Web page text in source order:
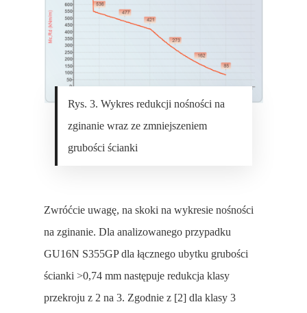
Rys. 3. Wykres redukcji nośności na
zginanie wraz ze zmniejszeniem
grubości ścianki
Zwróćcie uwagę, na skoki na wykresie nośności
na zginanie. Dla analizowanego przypadku
GU16N S355GP dla łącznego ubytku grubości
ścianki >0,74 mm następuje redukcja klasy
przekroju z 2 na 3. Zgodnie z [2] dla klasy 3